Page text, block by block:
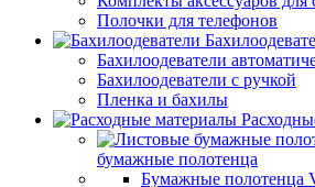
Полочки для телефонов
Бахилоодеватели
Бахилоодеватели с ручкой
Пленка и бахилы
бумажные полотенца
Бумажные полотенца